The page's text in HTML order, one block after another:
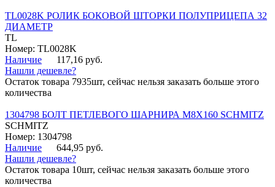
TL0028K РОЛИК БОКОВОЙ ШТОРКИ ПОЛУПРИЦЕПА 32
ДИАМЕТР
TL
Номер: TL0028K
Наличие
117,16 руб.
Нашли дешевле?
Остаток товара 7935шт, сейчас нельзя заказать больше этого
количества
1304798 БОЛТ ПЕТЛЕВОГО ШАРНИРА М8Х160 SCHMITZ
SCHMITZ
Номер: 1304798
Наличие
644,95 руб.
Нашли дешевле?
Остаток товара 10шт, сейчас нельзя заказать больше этого
количества